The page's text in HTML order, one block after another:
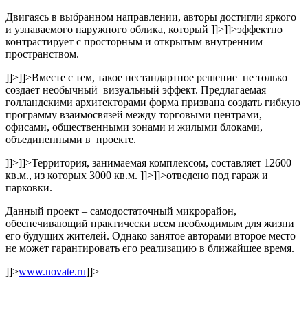
Двигаясь в выбранном направлении, авторы достигли яркого
и узнаваемого наружного облика, который ]]>]]>эффектно
контрастирует с просторным и открытым внутренним
пространством.
]]>]]>Вместе с тем, такое нестандартное решение не только
создает необычный визуальный эффект. Предлагаемая
голландскими архитекторами форма призвана создать гибкую
программу взаимосвязей между торговыми центрами,
офисами, общественными зонами и жилыми блоками,
объединенными в проекте.
]]>]]>Территория, занимаемая комплексом, составляет 12600
кв.м., из которых 3000 кв.м. ]]>]]>отведено под гараж и
парковки.
Данный проект – самодостаточный микрорайон,
обеспечивающий практически всем необходимым для жизни
его будущих жителей. Однако занятое авторами второе место
не может гарантировать его реализацию в ближайшее время.
]]>www.novate.ru]]>